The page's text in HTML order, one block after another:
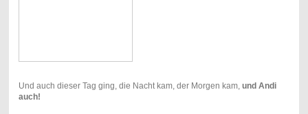
Und auch dieser Tag ging, die Nacht kam, der Morgen kam, und Andi
auch!